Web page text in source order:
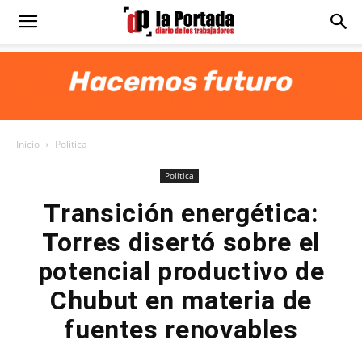
Diario
Inicio Politica
Politica
Transición energética:
Torres disertó sobre el
potencial productivo de
Chubut en materia de
fuentes renovables